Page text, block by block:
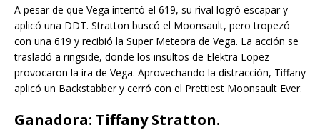
A pesar de que Vega intentó el 619, su rival logró escapar y
aplicó una DDT. Stratton buscó el Moonsault, pero tropezó
con una 619 y recibió la Super Meteora de Vega. La acción se
trasladó a ringside, donde los insultos de Elektra Lopez
provocaron la ira de Vega. Aprovechando la distracción, Tiffany
aplicó un Backstabber y cerró con el Prettiest Moonsault Ever.
Ganadora: Tiffany Stratton.